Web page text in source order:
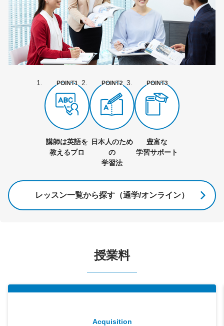
POINT1
講師は英語を
教えるプロ
POINT2
日本人のため
の
学習法
POINT3
豊富な
学習サポート
レッスン一覧から探す（通学/オンライン）
授業料
Acquisition